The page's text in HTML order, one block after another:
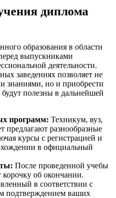
диплома
образования в области
выпускниками
деятельности.
заведениях позволяет не
знаниями, но и приобрести
полезны в дальнейшей
программ: Техникум, вуз,
предлагают разнообразные
курсы с регистрацией и
в официальный
После проведенной учебы
об окончании.
в соответствии с
подтверждением ваших